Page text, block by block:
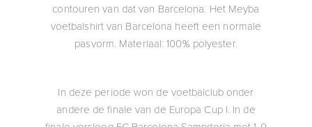
contouren van dat van Barcelona. Het Meyba
voetbalshirt van Barcelona heeft een normale
pasvorm. Materiaal: 100% polyester.
In deze periode won de voetbalclub onder
andere de finale van de Europa Cup I. In de